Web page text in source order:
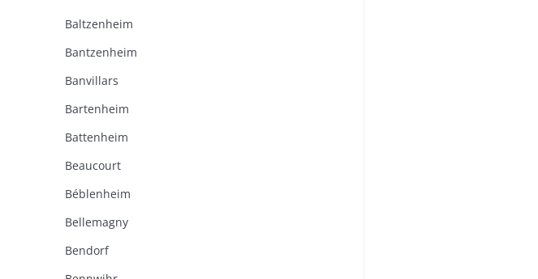
Baltzenheim
Bantzenheim
Banvillars
Bartenheim
Battenheim
Beaucourt
Béblenheim
Bellemagny
Bendorf